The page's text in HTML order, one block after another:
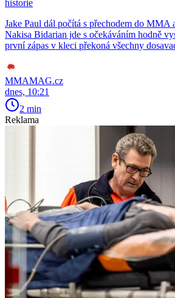
historie
Jake Paul dál počítá s přechodem do MMA
Nakisa Bidarian jde s očekáváním hodně
první zápas v kleci překoná všechny
MMAMAG.cz
dnes, 10:21
2 min
Reklama